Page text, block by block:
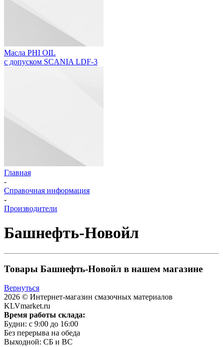
Масла PHI OIL
с допуском SCANIA LDF-3
Главная
-
Справочная информация
-
Производители
Башнефть-Новойл
Товары Башнефть-Новойл в нашем магазине
Вернуться
2026 © Интернет-магазин смазочных материалов
KLVmarket.ru
Время работы склада:
Будни: c 9:00 до 16:00
Без перерыва на обеда
Выходной: СБ и ВС